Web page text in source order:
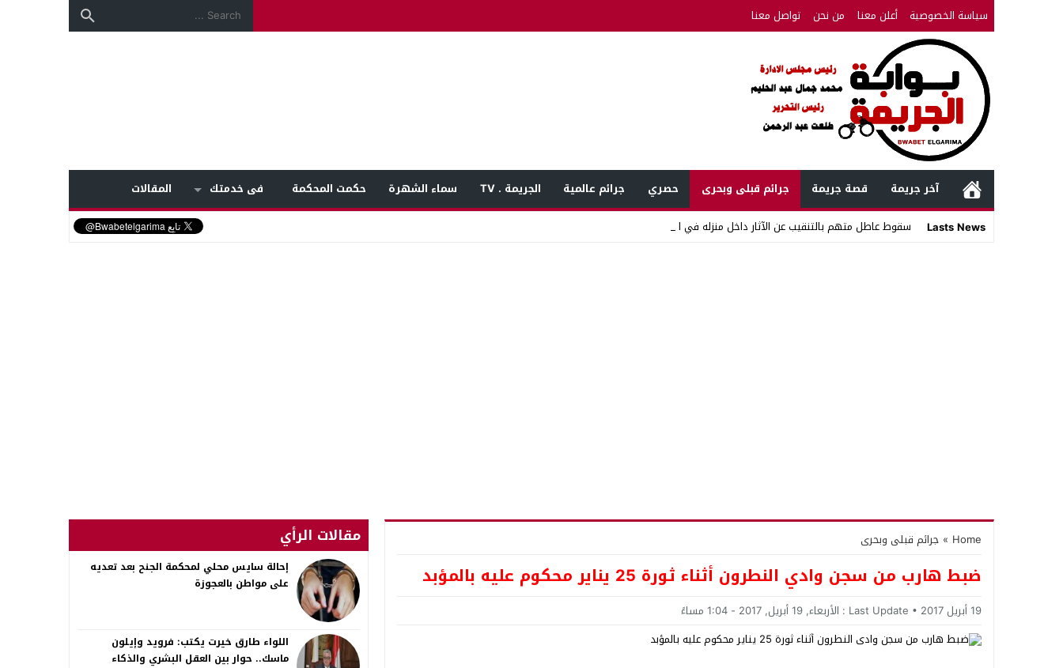
سياسة الخصوصية أعلن معنا من نحن تواصل معنا
آخر جريمة قصة جريمة جرائم قبلى وبحرى حصري جرائم عالمية الجريمة . TV سماء الشهرة حكمت المحكمة فى خدمتك
المقالات
Lasts News
سقوط عاطل متهم بالتنقيب عن الآثار داخل منزله في المنوفية ب_
Home
» جرائم قبلى وبحرى
ضبط هارب من سجن وادي النطرون أثناء ثورة 25 يناير محكوم عليه بالمؤبد
19 أبريل 2017 Last Update : الأربعاء, 19 أبريل, 2017 - 1:04 مساءً
مقالات الرأي
إحالة سايس محلي لمحكمة الجنح بعد تعديه
على مواطن بالعجوزة
اللواء طارق خيرت يكتب: فرويد وإيلون
ماسك.. حوار بين العقل البشري والذكاء